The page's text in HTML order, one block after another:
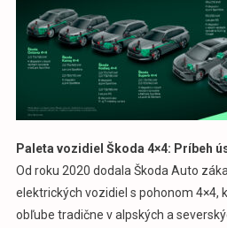
Paleta vozidiel Škoda 4×4: Príbeh
Od roku 2020 dodala Škoda Auto
elektrických vozidiel s pohonom 4×4,
obľube tradične v alpských a